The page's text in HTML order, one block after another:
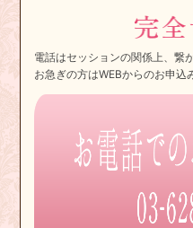
電話はセッションの関係上、繋
お急ぎの方はWEBからのお申込